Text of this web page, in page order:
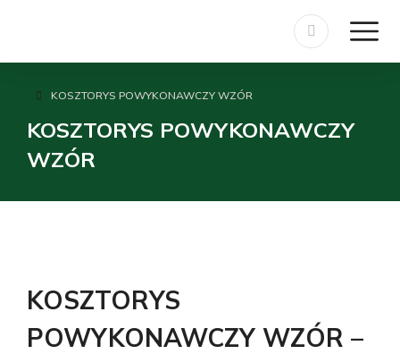
Jesteś tutaj:
KOSZTORYS POWYKONAWCZY WZÓR
KOSZTORYS POWYKONAWCZY
WZÓR
KOSZTORYS
POWYKONAWCZY WZÓR –